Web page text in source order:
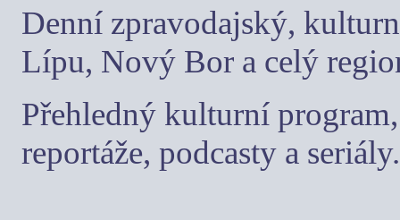
Denní zpravodajský,
Lípu, Nový Bor a celý
Přehledný kulturní
reportáže, podcasty a seriály.